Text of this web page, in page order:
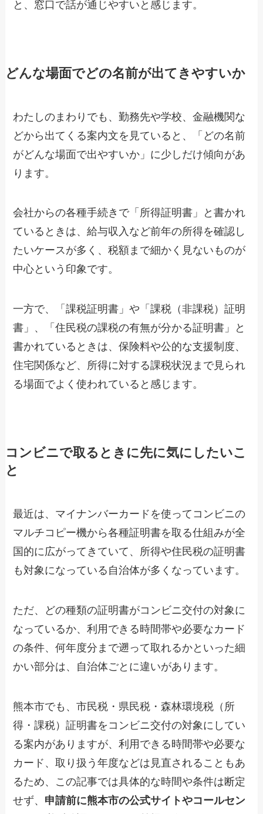
と、窓口で話が通じやすいと感じます。
どんな場面でどの名前が出てきやすいか
わたしのまわりでも、勤務先や学校、金融機関な
どから出てくる案内文を見ていると、「どの名前
がどんな場面で出やすいか」に少しだけ傾向があ
ります。
会社からの各種手続きで「所得証明書」と書かれ
ているときは、給与収入など前年の所得を確認し
たいケースが多く、税額まで細かく見ないものが
中心という印象です。
一方で、「課税証明書」や「課税（非課税）証明
書」、「住民税の課税の有無が分かる証明書」と
書かれているときは、保険料や公的な支援制度、
住宅関係など、所得に対する課税状況まで見られ
る場面でよく使われていると感じます。
コンビニで取るときに先に気にしたいこ
と
最近は、マイナンバーカードを使ってコンビニの
マルチコピー機から各種証明書を取る仕組みが全
国的に広がってきていて、所得や住民税の証明書
も対象になっている自治体が多くなっています。
ただ、どの種類の証明書がコンビニ交付の対象に
なっているか、利用できる時間帯や必要なカード
の条件、何年度分まで遡って取れるかといった細
かい部分は、自治体ごとに違いがあります。
熊本市でも、市民税・県民税・森林環境税（所
得・課税）証明書をコンビニ交付の対象にしてい
る案内がありますが、利用できる時間帯や必要な
カード、取り扱う年度などは見直されることもあ
るため、この記事では具体的な時間や条件は断定
せず、 申請前に熊本市の公式サイトやコールセン